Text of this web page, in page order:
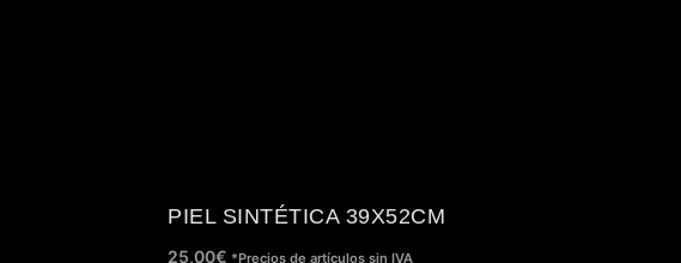
PIEL SINTÉTICA 39X52CM
25,00€ *Precios de artículos sin IVA